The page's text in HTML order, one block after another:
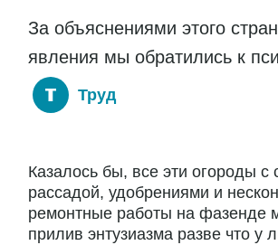
За объяснениями этого
явления мы обратились к
Труд
Казалось бы, все эти огороды с
рассадой, удобрениями и
ремонтные работы на фазенде
прилив энтузиазма разве что у